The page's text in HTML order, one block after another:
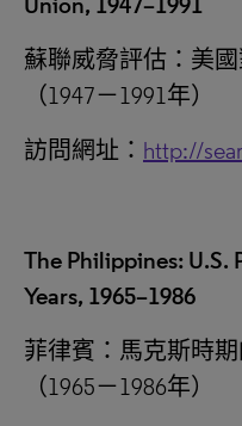
蘇聯威脅評估：美
（1947－1991年）
訪問網址： http://
The Philippines: U.S.
Years, 1965–1986
菲律賓：馬克斯時
（1965－1986年）